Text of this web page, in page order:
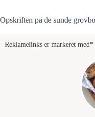
Opskriften på de sunde
Reklamelinks er markeret med*